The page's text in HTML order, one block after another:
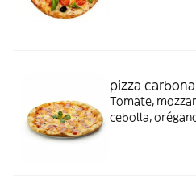
pizza
Tomate,
cebolla,